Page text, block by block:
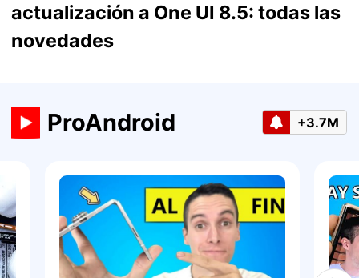
actualización a One UI 8.5: todas las
novedades
ProAndroid +3.7M